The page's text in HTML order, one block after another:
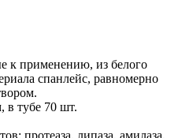
к применению, из белого
спанлейс, равномерно
в тубе 70 шт.